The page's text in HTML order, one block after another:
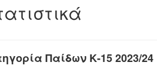
Παίδων Κ-15 2023/24